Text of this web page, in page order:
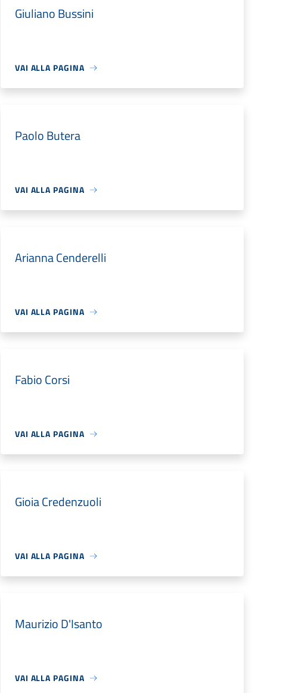
Giuliano Bussini
VAI ALLA PAGINA
Paolo Butera
VAI ALLA PAGINA
Arianna Cenderelli
VAI ALLA PAGINA
Fabio Corsi
VAI ALLA PAGINA
Gioia Credenzuoli
VAI ALLA PAGINA
Maurizio D'Isanto
VAI ALLA PAGINA